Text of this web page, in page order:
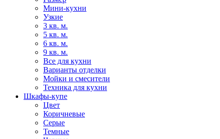
Мини-кухни
Узкие
3 кв. м.
5 кв. м.
6 кв. м.
9 кв. м.
Все для кухни
Варианты отделки
Мойки и смесители
Техника для кухни
Шкафы-купе
Цвет
Коричневые
Серые
Темные